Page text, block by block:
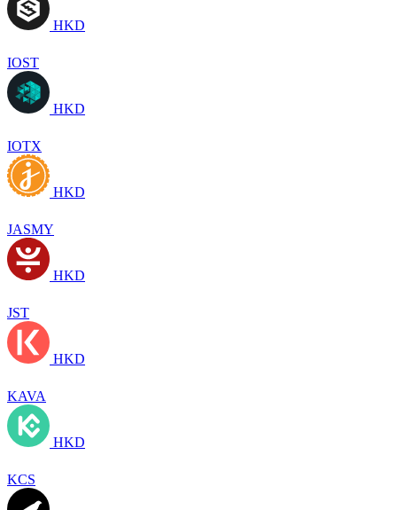
HKD
IOST
HKD
IOTX
HKD
JASMY
HKD
JST
HKD
KAVA
HKD
KCS